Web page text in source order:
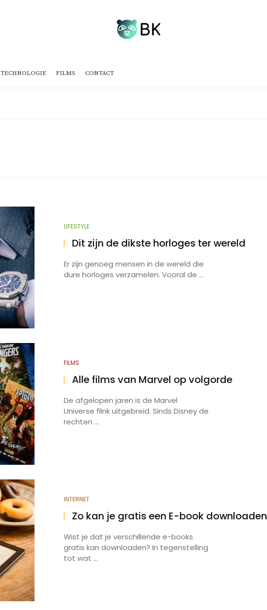
TECHNOLOGIE FILMS CONTACT
LIFESTYLE
Dit zijn de dikste horloges ter wereld
Er zijn genoeg mensen in de wereld die
dure horloges verzamelen. Vooral de ...
FILMS
Alle films van Marvel op volgorde
De afgelopen jaren is de Marvel
Universe flink uitgebreid. Sinds Disney de
rechten ...
INTERNET
Zo kan je gratis een E-book downloaden
Wist je dat je verschillende e-books
gratis kan downloaden? In tegenstelling
tot wat ...
Alle films van Marvel op
volgorde
downloaden